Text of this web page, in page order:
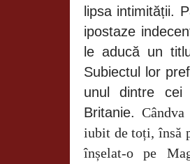
lipsa intimității.
ipostaze
le aducă un
Subiectul lor
unul dintre
Britanie.
iubit de toți, însă
înșelat-o pe